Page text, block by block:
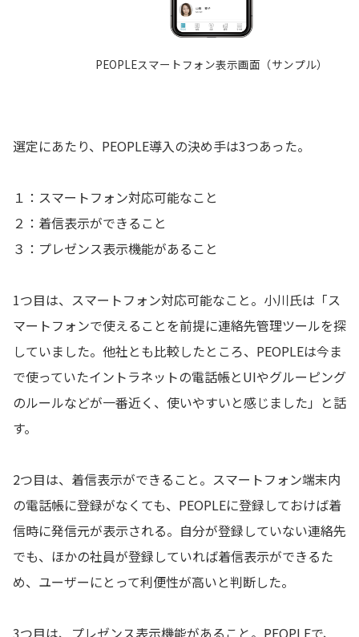
PEOPLEスマートフォン表示画面（サンプル）
選定にあたり、PEOPLE導入の決め手は3つあった。
１：スマートフォン対応可能なこと
２：着信表示ができること
３：プレゼンス表示機能があること
1つ目は、スマートフォン対応可能なこと。小川氏は「ス
マートフォンで使えることを前提に連絡先管理ツールを探
していました。他社とも比較したところ、PEOPLEは今ま
で使っていたイントラネットの電話帳とUIやグルーピング
のルールなどが一番近く、使いやすいと感じました」と話
す。
2つ目は、着信表示ができること。スマートフォン端末内
の電話帳に登録がなくても、PEOPLEに登録しておけば着
信時に発信元が表示される。自分が登録していない連絡先
でも、ほかの社員が登録していれば着信表示ができるた
め、ユーザーにとって利便性が高いと判断した。
3つ目は、プレゼンス表示機能があること。PEOPLEで、